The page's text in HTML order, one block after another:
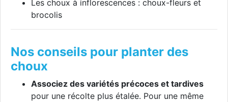
Les choux à inflorescences : choux-fleurs et
brocolis
Nos conseils pour planter des
choux
Associez des variétés précoces et tardives
pour une récolte plus étalée. Pour une même